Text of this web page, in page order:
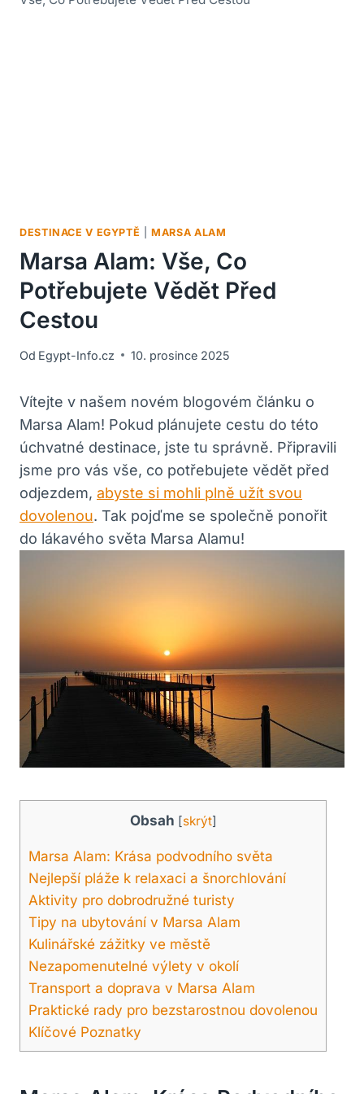
DESTINACE V EGYPTĚ |MARSA ALAM
Marsa Alam: Vše, Co
Potřebujete Vědět Před
Cestou
Od Egypt-Info.cz 10. prosince 2025
Vítejte v našem novém blogovém článku o
Marsa Alam! Pokud plánujete cestu do této
úchvatné destinace, jste tu správně. Připravili
jsme pro vás vše, co potřebujete vědět před
odjezdem, abyste si mohli plně užít svou
dovolenou. Tak pojďme se společně ponořit
do lákavého světa Marsa Alamu!
Obsah [skrýt]
Marsa Alam: Krása podvodního světa
Nejlepší pláže k relaxaci a šnorchlování
Aktivity pro dobrodružné turisty
Tipy na ubytování v Marsa Alam
Kulinářské zážitky ve městě
Nezapomenutelné výlety v okolí
Transport a doprava v Marsa Alam
Praktické rady pro bezstarostnou dovolenou
Klíčové Poznatky